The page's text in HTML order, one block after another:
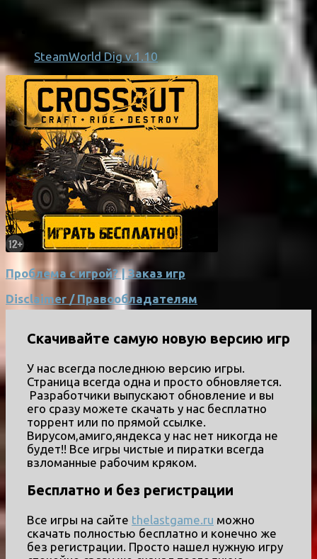
SteamWorld Dig v.1.10
Проблема с игрой? | Заказ игр
Disclaimer / Правообладателям
Скачивайте самую новую версию игр
У нас всегда последнюю версию игры.
Страница всегда одна и просто обновляется.
Разработчики выпускают обновление и вы
его сразу можете скачать у нас бесплатно
торрент или по прямой ссылке.
Вирусом,амиго,яндекса у нас нет никогда не
будет!! Все игры чистые и пиратки всегда
взломанные рабочим кряком.
Бесплатно и без регистрации
Все игры на сайте thelastgame.ru можно
скачать полностью бесплатно и конечно же
без регистрации. Просто нашел нужную игру